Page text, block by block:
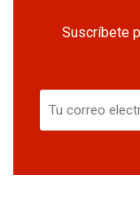
Suscríbete